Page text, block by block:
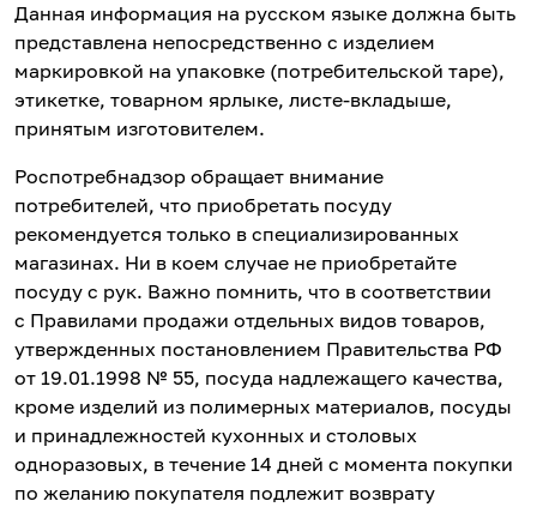
Данная информация на русском языке должна быть
представлена непосредственно с изделием
маркировкой на упаковке (потребительской таре),
этикетке, товарном ярлыке, листе-вкладыше,
принятым изготовителем.
Роспотребнадзор обращает внимание
потребителей, что приобретать посуду
рекомендуется только в специализированных
магазинах. Ни в коем случае не приобретайте
посуду с рук. Важно помнить, что в соответствии
с Правилами продажи отдельных видов товаров,
утвержденных постановлением Правительства РФ
от 19.01.1998 № 55, посуда надлежащего качества,
кроме изделий из полимерных материалов, посуды
и принадлежностей кухонных и столовых
одноразовых, в течение 14 дней с момента покупки
по желанию покупателя подлежит возврату